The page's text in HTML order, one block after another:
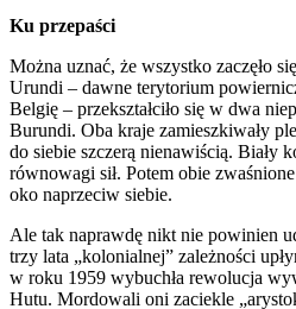
Ku przepaści
Można uznać, że wszystko zaczęło
Urundi – dawne terytorium
Belgię – przekształciło się w dwa
Burundi. Oba kraje zamieszkiwały
do siebie szczerą nienawiścią. Biały
równowagi sił. Potem obie
oko naprzeciw siebie.
Ale tak naprawdę nikt nie powinien
trzy lata „kolonialnej” zależności
w roku 1959 wybuchła rewolucja
Hutu. Mordowali oni zaciekle